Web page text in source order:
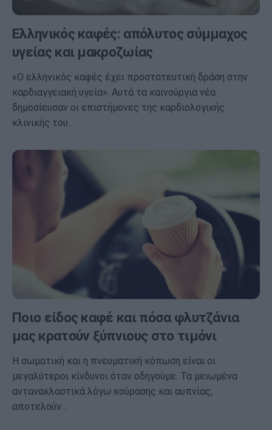
Ελληνικός καφές: απόλυτος σύμμαχος
υγείας και μακροζωίας
«Ο ελληνικός καφές έχει προστατευτική δράση στην
καρδιαγγειακή υγεία». Αυτά τα καινούργια νέα
δημοσίευσαν οι επιστήμονες της καρδιολογικής
κλινικής του…
Ποιο είδος καφέ και πόσα φλυτζάνια
μας κρατούν ξύπνιους στο τιμόνι
Η σωματική και η πνευματική κόπωση είναι οι
μεγαλύτεροι κίνδυνοι όταν οδηγούμε. Τα μειωμένα
αντανακλαστικά λόγω κούρασης και αυπνίας,
αποτελούν…